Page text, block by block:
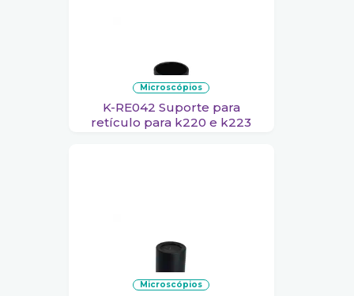
microscópios
K-RE042 Suporte para
retículo para k220 e k223
microscópios